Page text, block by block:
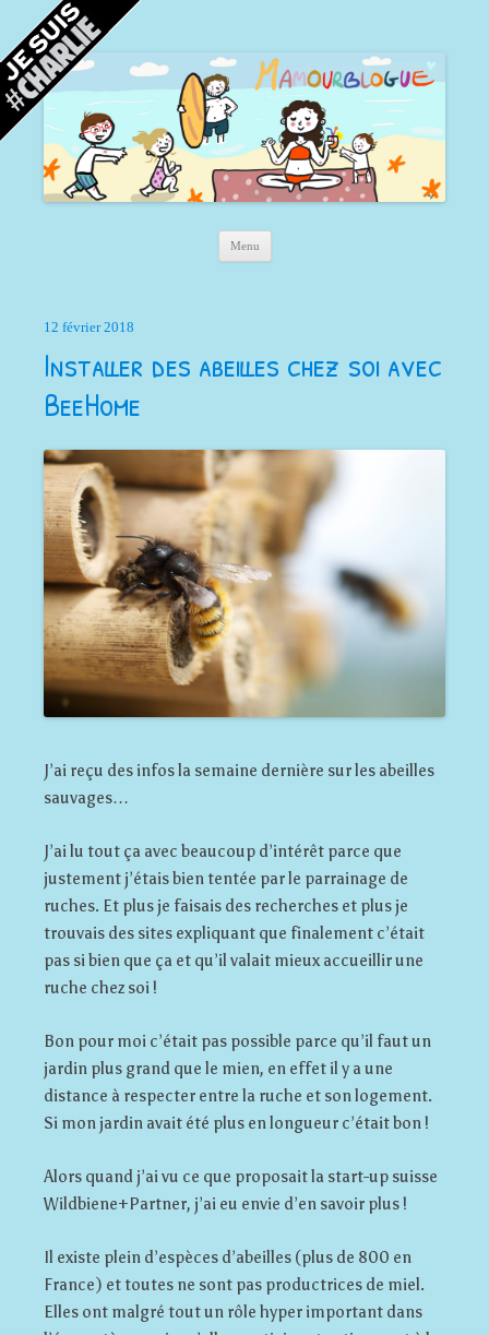
Mamour blogue
Blog d'une maman à Bordeaux, du sable, des coquillages… et la mer !
Menu Aller au contenu principal
12 février 2018
Installer des abeilles chez soi avec
BeeHome
J’ai reçu des infos la semaine dernière sur les abeilles
sauvages…
J’ai lu tout ça avec beaucoup d’intérêt parce que
justement j’étais bien tentée par le parrainage de
ruches. Et plus je faisais des recherches et plus je
trouvais des sites expliquant que finalement c’était
pas si bien que ça et qu’il valait mieux accueillir une
ruche chez soi !
Bon pour moi c’était pas possible parce qu’il faut un
jardin plus grand que le mien, en effet il y a une
distance à respecter entre la ruche et son logement.
Si mon jardin avait été plus en longueur c’était bon !
Alors quand j’ai vu ce que proposait la start-up suisse
Wildbiene+Partner, j’ai eu envie d’en savoir plus !
Il existe plein d’espèces d’abeilles (plus de 800 en
France) et toutes ne sont pas productrices de miel.
Elles ont malgré tout un rôle hyper important dans